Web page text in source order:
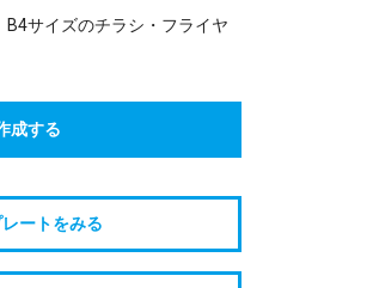
サイズのチラシ・フライヤ
成する
ートをみる